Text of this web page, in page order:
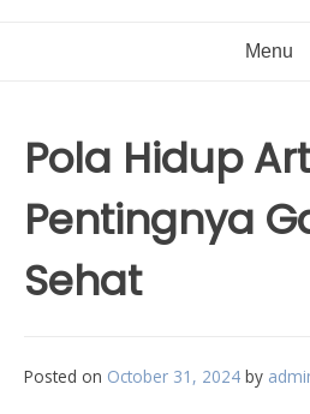
Menu
Pola Hidup
Pentingnya
Sehat
Posted on October 31, 2024 by